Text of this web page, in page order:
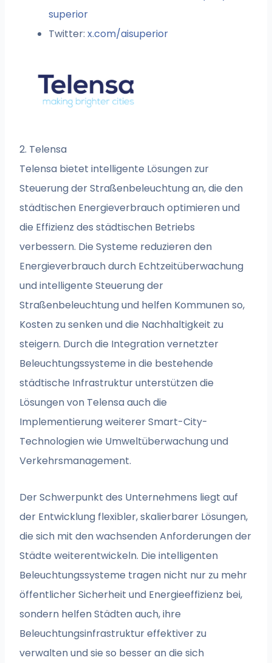
superior
Twitter: x.com/aisuperior
2. Telensa
Telensa bietet intelligente Lösungen zur
Steuerung der Straßenbeleuchtung an, die den
städtischen Energieverbrauch optimieren und
die Effizienz des städtischen Betriebs
verbessern. Die Systeme reduzieren den
Energieverbrauch durch Echtzeitüberwachung
und intelligente Steuerung der
Straßenbeleuchtung und helfen Kommunen so,
Kosten zu senken und die Nachhaltigkeit zu
steigern. Durch die Integration vernetzter
Beleuchtungssysteme in die bestehende
städtische Infrastruktur unterstützen die
Lösungen von Telensa auch die
Implementierung weiterer Smart-City-
Technologien wie Umweltüberwachung und
Verkehrsmanagement.
Der Schwerpunkt des Unternehmens liegt auf
der Entwicklung flexibler, skalierbarer Lösungen,
die sich mit den wachsenden Anforderungen der
Städte weiterentwickeln. Die intelligenten
Beleuchtungssysteme tragen nicht nur zu mehr
öffentlicher Sicherheit und Energieeffizienz bei,
sondern helfen Städten auch, ihre
Beleuchtungsinfrastruktur effektiver zu
verwalten und sie so besser an die sich